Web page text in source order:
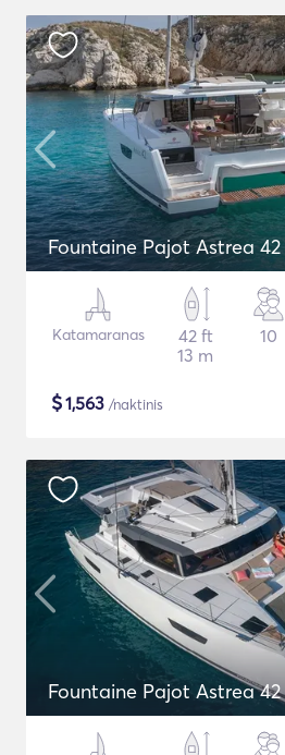
Fountaine Pajot Astrea 42
Katamaranas
42 ft
13 m
10
$1,563 /naktinis
Fountaine Pajot Astrea 42